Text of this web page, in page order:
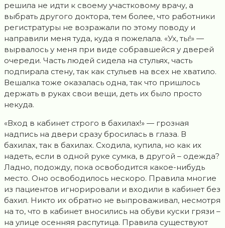
решила не идти к своему участковому врачу, а
выбрать другого доктора, тем более, что работники
регистратуры не возражали по этому поводу и
направили меня туда, куда я пожелала. «Ух, ты!» —
вырвалось у меня при виде собравшейся у дверей
очереди. Часть людей сидела на стульях, часть
подпирала стену, так как стульев на всех не хватило.
Вешалка тоже оказалась одна, так что пришлось
держать в руках свои вещи, деть их было просто
некуда.
«Вход в кабинет строго в бахилах!» — грозная
надпись на двери сразу бросилась в глаза. В
бахилах, так в бахилах. Сходила, купила, но как их
надеть, если в одной руке сумка, в другой – одежда?
Ладно, подожду, пока освободится какое-нибудь
место. Оно освободилось нескоро. Правила многие
из пациентов игнорировали и входили в кабинет без
бахил. Никто их обратно не выпроваживал, несмотря
на то, что в кабинет вносились на обуви куски грязи –
на улице осенняя распутица. Правила существуют